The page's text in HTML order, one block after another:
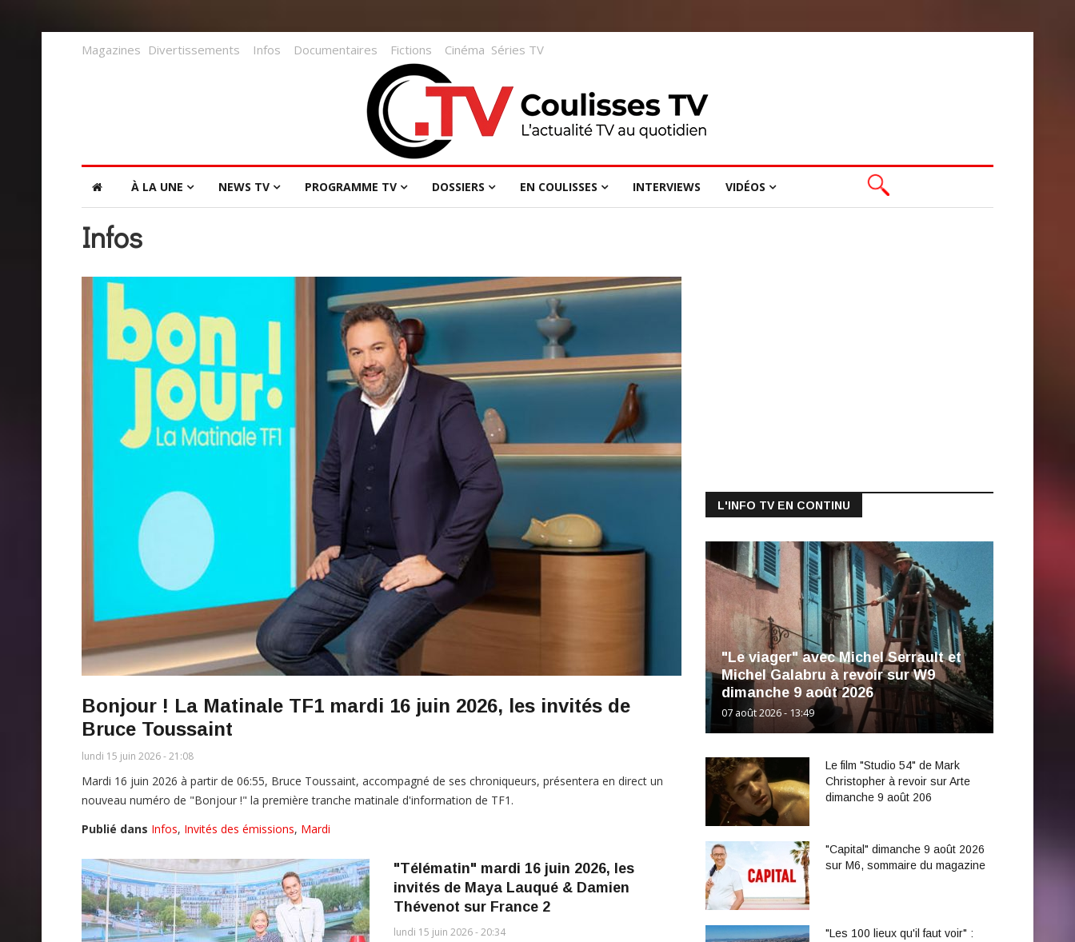
Magazines Divertissements Infos Documentaires Fictions Cinéma Séries TV
À LA UNE NEWS TV PROGRAMME TV DOSSIERS EN COULISSES INTERVIEWS VIDÉOS
Infos
Bonjour ! La Matinale TF1 mardi 16 juin 2026, les invités de
Bruce Toussaint
lundi 15 juin 2026 - 21:08
Mardi 16 juin 2026 à partir de 06:55, Bruce Toussaint, accompagné de ses chroniqueurs, présentera en direct un
nouveau numéro de "Bonjour !" la première tranche matinale d'information de TF1.
Publié dans Infos, Invités des émissions, Mardi
"Télématin" mardi 16 juin 2026, les
invités de Maya Lauqué & Damien
Thévenot sur France 2
lundi 15 juin 2026 - 20:34
L'INFO TV EN CONTINU
"Le viager" avec Michel Serrault et
Michel Galabru à revoir sur W9
dimanche 9 août 2026
07 août 2026 - 13:49
Le film "Studio 54" de Mark
Christopher à revoir sur Arte
dimanche 9 août 206
"Capital" dimanche 9 août 2026
sur M6, sommaire du magazine
"Les 100 lieux qu'il faut voir" :